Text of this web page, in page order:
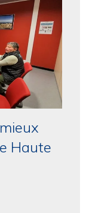
Haute